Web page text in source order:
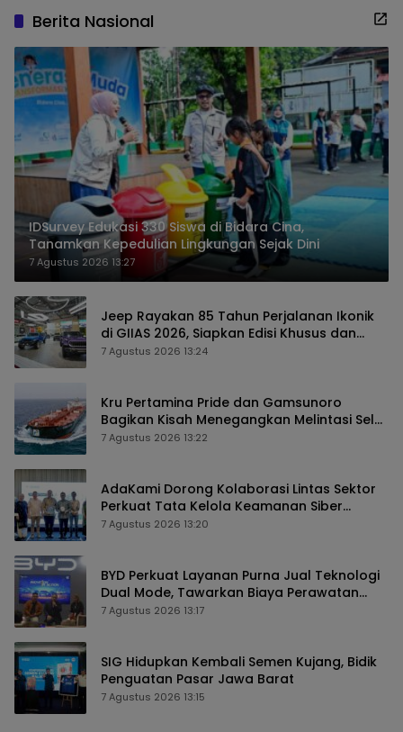
Berita Nasional
IDSurvey Edukasi 330 Siswa di Bidara Cina,
Tanamkan Kepedulian Lingkungan Sejak Dini
7 Agustus 2026 13:27
Jeep Rayakan 85 Tahun Perjalanan Ikonik
di GIIAS 2026, Siapkan Edisi Khusus dan
Perkuat Pengalaman Pelanggan
7 Agustus 2026 13:24
Kru Pertamina Pride dan Gamsunoro
Bagikan Kisah Menegangkan Melintasi Selat
Hormuz di Tengah Konflik
7 Agustus 2026 13:22
AdaKami Dorong Kolaborasi Lintas Sektor
Perkuat Tata Kelola Keamanan Siber
Berbasis AI
7 Agustus 2026 13:20
BYD Perkuat Layanan Purna Jual Teknologi
Dual Mode, Tawarkan Biaya Perawatan
Lebih Efisien
7 Agustus 2026 13:17
SIG Hidupkan Kembali Semen Kujang, Bidik
Penguatan Pasar Jawa Barat
7 Agustus 2026 13:15